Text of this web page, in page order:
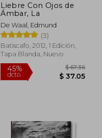
Liebre Con Ojos de
Ámbar, La
De Waal, Edmund
(3)
Batiscafo, 2012, 1 Edición,
Tapa Blanda, Nuevo